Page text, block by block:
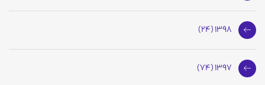
1398 (24)
1397 (74)